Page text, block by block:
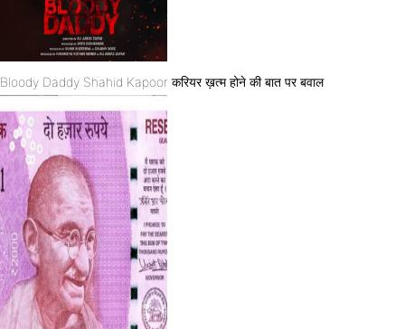
Bloody Daddy Shahid Kapoor करियर ख़त्म होने की बात पर बवाल